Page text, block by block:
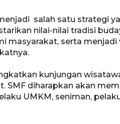
salah satu strategi
nilai-nilai tradisi
masyarakat, serta
kunjungan
SMF diharapkan akan
UMKM, seniman,